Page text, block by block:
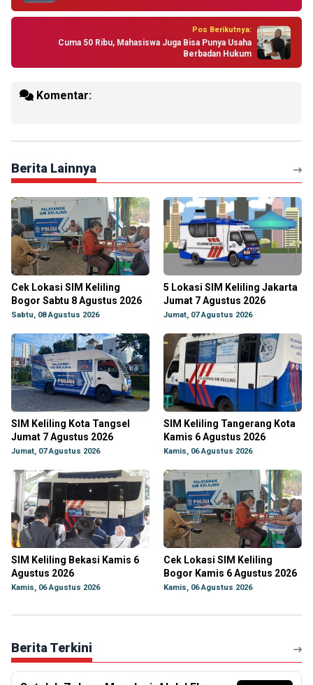
Pos Berikutnya:
Cuma 50 Ribu, Mahasiswa Juga Bisa Punya Usaha
Berbadan Hukum
Komentar:
Berita Lainnya
Cek Lokasi SIM Keliling
Bogor Sabtu 8 Agustus 2026
Sabtu, 08 Agustus 2026
5 Lokasi SIM Keliling Jakarta
Jumat 7 Agustus 2026
Jumat, 07 Agustus 2026
SIM Keliling Kota Tangsel
Jumat 7 Agustus 2026
Jumat, 07 Agustus 2026
SIM Keliling Tangerang Kota
Kamis 6 Agustus 2026
Kamis, 06 Agustus 2026
SIM Keliling Bekasi Kamis 6
Agustus 2026
Kamis, 06 Agustus 2026
Cek Lokasi SIM Keliling
Bogor Kamis 6 Agustus 2026
Kamis, 06 Agustus 2026
Berita Terkini